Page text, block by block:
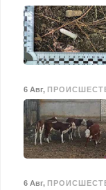
6 Авг,
6 Авг,